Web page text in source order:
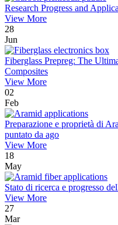
Research Progress and
View More
28
Jun
Fiberglass Prepreg: The
Composites
View More
02
Feb
Preparazione e proprietà di
puntato da ago
View More
18
May
Stato di ricerca e progresso
View More
27
Mar